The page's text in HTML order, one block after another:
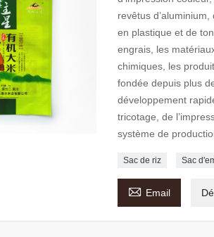
revêtus
en plastique et de
engrais, les
chimiques, les
fondée depuis plus
développement
tricotage, de
système de
Sac de riz Sac
 Email